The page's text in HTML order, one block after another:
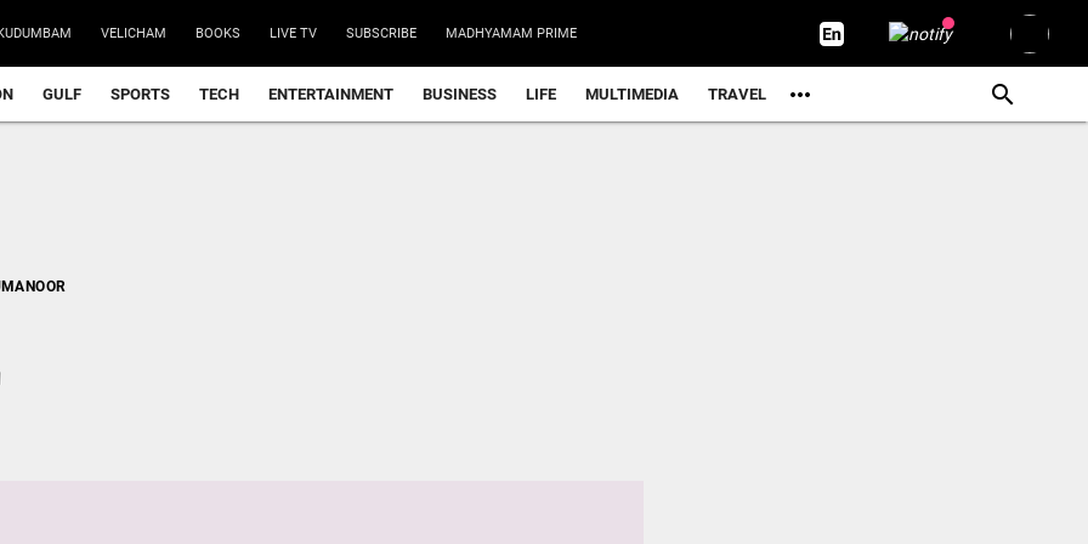
VELICHAM BOOKS LIVE TV SUBSCRIBE MADHYAMAM PRIME
അർജുൻ ആയങ്കിക്ക് മറുപടിയുമായി ചെന്നിത്തല: ‘ഇനി എന്താ വരാൻപോകുന്നതെന്ന്...
ഡ്രൈവിങ് ലൈസൻസുള്ളവർക്ക് സന്തോഷവാർത്ത! ഈ മാസം 15 മുതൽ രണ്ട് സുപ്രധാന...
GULF SPORTS TECH ENTERTAINMENT BUSINESS LIFE MULTIMEDIA TRAVEL